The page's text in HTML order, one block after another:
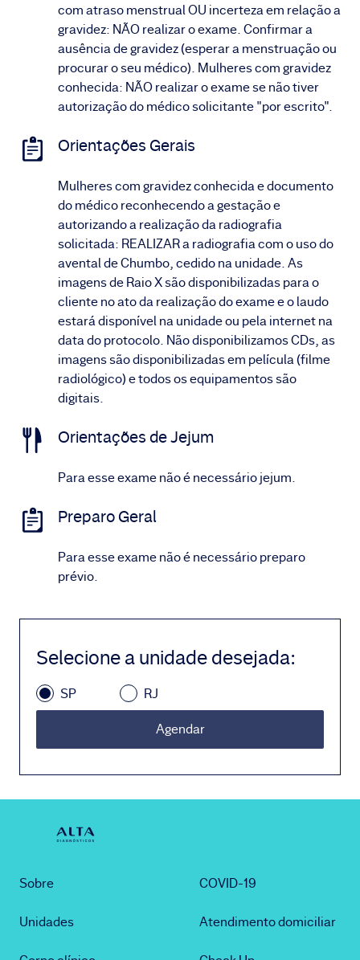
com atraso menstrual OU incerteza em relação a
gravidez: NÃO realizar o exame. Confirmar a
ausência de gravidez (esperar a menstruação ou
procurar o seu médico). Mulheres com gravidez
conhecida: NÃO realizar o exame se não tiver
autorização do médico solicitante "por escrito".
Orientações Gerais
Mulheres com gravidez conhecida e documento
do médico reconhecendo a gestação e
autorizando a realização da radiografia
solicitada: REALIZAR a radiografia com o uso do
avental de Chumbo, cedido na unidade. As
imagens de Raio X são disponibilizadas para o
cliente no ato da realização do exame e o laudo
estará disponível na unidade ou pela internet na
data do protocolo. Não disponibilizamos CDs, as
imagens são disponibilizadas em película (filme
radiológico) e todos os equipamentos são
digitais.
Orientações de Jejum
Para esse exame não é necessário jejum.
Preparo Geral
Para esse exame não é necessário preparo
prévio.
Selecione a unidade desejada:
SP RJ
Agendar
Sobre
Unidades
COVID-19
Atendimento domiciliar